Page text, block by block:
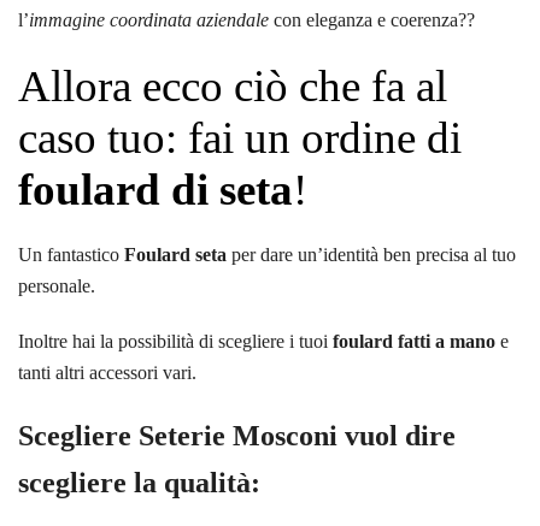
l’immagine coordinata aziendale con eleganza e coerenza??
Allora ecco ciò che fa al
caso tuo: fai un ordine di
foulard di seta!
Un fantastico Foulard seta per dare un’identità ben precisa al tuo
personale.
Inoltre hai la possibilità di scegliere i tuoi foulard fatti a mano e
tanti altri accessori vari.
Scegliere Seterie Mosconi vuol dire
scegliere la qualità: